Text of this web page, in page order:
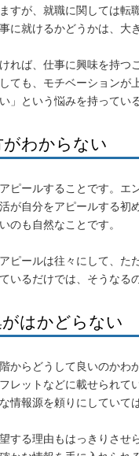
すが、就職に関しては
に就けるかどうかは、大
れば、仕事に興味を持つ
ても、モチベーションが
という悩みを持ってい
わからない
ピールすることです。エ
が自分をアピールする初
のも自然なことです。
ピールは往々にして、た
いるだけでは、そうなる
はかどらない
からどうして良いのかわ
レットなどに載せられて
報源を頼りにしていて
する理由もはっきりさせ